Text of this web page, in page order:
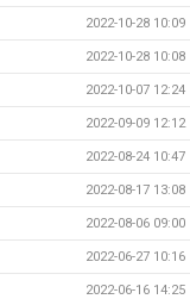
2022-10-28 10:09
2022-10-28 10:08
2022-10-07 12:24
2022-09-09 12:12
2022-08-24 10:47
2022-08-17 13:08
2022-08-06 09:00
2022-06-27 10:16
2022-06-16 14:25